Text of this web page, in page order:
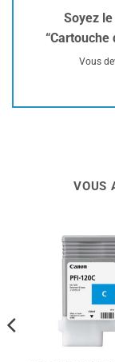
Soyez
“Cartouche
Vous
VOUS